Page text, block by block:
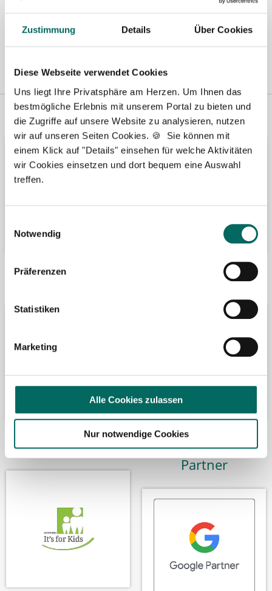
Zustimmung Details Über Cookies
Diese Webseite verwendet Cookies
Uns liegt Ihre Privatsphäre am Herzen. Um Ihnen das
bestmögliche Erlebnis mit unserem Portal zu bieten und
die Zugriffe auf unsere Website zu analysieren, nutzen
wir auf unseren Seiten Cookies. 🍪 Sie können mit
einem Klick auf "Details" einsehen für welche Aktivitäten
wir Cookies einsetzen und dort bequem eine Auswahl
treffen.
Notwendig
Präferenzen
Statistiken
Marketing
Alle Cookies zulassen
Nur notwendige Cookies
Vertreten in Wir fördern
Bäume pflanzen Kooperation mit
Wir fördern
Wir sind Google-
Partner